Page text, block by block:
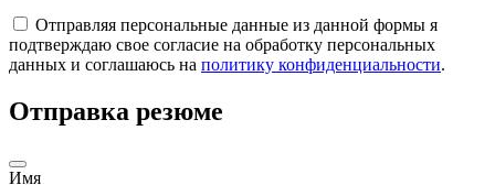
Отправляя персональные данные из данной формы я
подтверждаю свое согласие на обработку персональных
данных и соглашаюсь на политику конфиденциальности.
Отправка резюме
Имя